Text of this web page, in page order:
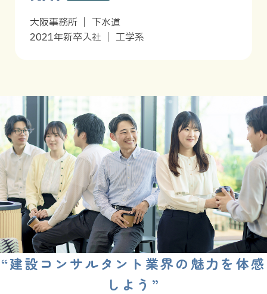
大阪事務所 ｜ 下水道
2021年新卒入社 ｜ 工学系
“建設コンサルタント業界の魅力を体感
しよう”